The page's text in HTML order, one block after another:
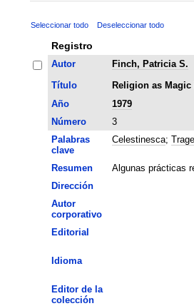
Seleccionar todo Deseleccionar todo
Registro
Autor
Finch, Patricia S.
Título
Religion as
Año
1979
Número
3
Palabras
clave
Celestinesca;
Resumen
Algunas prácticas
Dirección
Autor
corporativo
Editorial
Idioma
Editor de la
colección